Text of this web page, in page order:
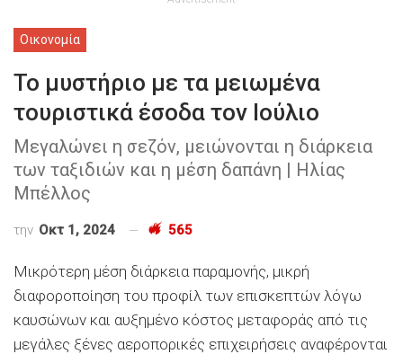
Οικονομία
Το μυστήριο με τα μειωμένα
τουριστικά έσοδα τον Ιούλιο
Μεγαλώνει η σεζόν, μειώνονται η διάρκεια
των ταξιδιών και η μέση δαπάνη | Ηλίας
Μπέλλος
την Οκτ 1, 2024 565
Μικρότερη μέση διάρκεια παραμονής, μικρή
διαφοροποίηση του προφίλ των επισκεπτών λόγω
καυσώνων και αυξημένο κόστος μεταφοράς από τις
μεγάλες ξένες αεροπορικές επιχειρήσεις αναφέρονται